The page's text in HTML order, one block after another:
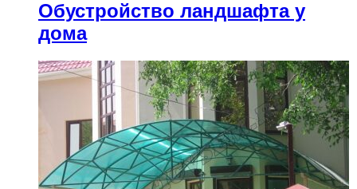
Обустройство ландшафта у
дома